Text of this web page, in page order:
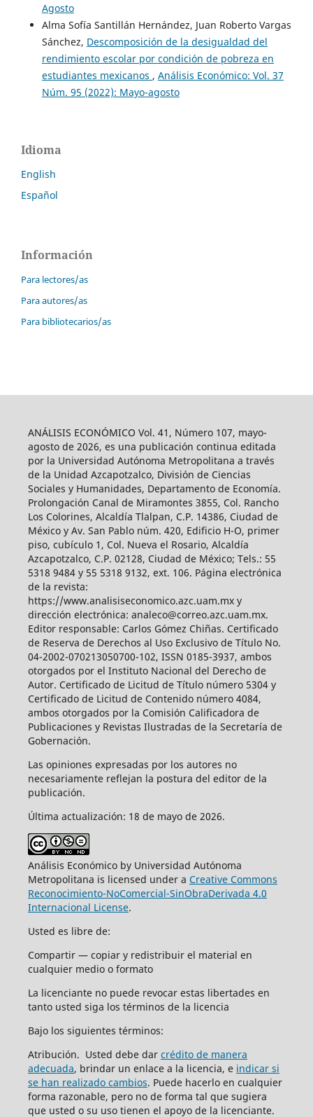
Agosto
Alma Sofía Santillán Hernández, Juan Roberto Vargas
Sánchez, Descomposición de la desigualdad del
rendimiento escolar por condición de pobreza en
estudiantes mexicanos , Análisis Económico: Vol. 37
Núm. 95 (2022): Mayo-agosto
Idioma
English
Español
Información
Para lectores/as
Para autores/as
Para bibliotecarios/as
ANÁLISIS ECONÓMICO Vol. 41, Número 107, mayo-
agosto de 2026, es una publicación continua editada
por la Universidad Autónoma Metropolitana a través
de la Unidad Azcapotzalco, División de Ciencias
Sociales y Humanidades, Departamento de Economía.
Prolongación Canal de Miramontes 3855, Col. Rancho
Los Colorines, Alcaldía Tlalpan, C.P. 14386, Ciudad de
México y Av. San Pablo núm. 420, Edificio H-O, primer
piso, cubículo 1, Col. Nueva el Rosario, Alcaldía
Azcapotzalco, C.P. 02128, Ciudad de México; Tels.: 55
5318 9484 y 55 5318 9132, ext. 106. Página electrónica
de la revista:
https://www.analisiseconomico.azc.uam.mx y
dirección electrónica: analeco@correo.azc.uam.mx.
Editor responsable: Carlos Gómez Chiñas. Certificado
de Reserva de Derechos al Uso Exclusivo de Título No.
04-2002-070213050700-102, ISSN 0185-3937, ambos
otorgados por el Instituto Nacional del Derecho de
Autor. Certificado de Licitud de Título número 5304 y
Certificado de Licitud de Contenido número 4084,
ambos otorgados por la Comisión Calificadora de
Publicaciones y Revistas Ilustradas de la Secretaría de
Gobernación.
Las opiniones expresadas por los autores no
necesariamente reflejan la postura del editor de la
publicación.
Última actualización: 18 de mayo de 2026.
Análisis Económico by Universidad Autónoma
Metropolitana is licensed under a Creative Commons
Reconocimiento-NoComercial-SinObraDerivada 4.0
Internacional License.
Usted es libre de:
Compartir — copiar y redistribuir el material en
cualquier medio o formato
La licenciante no puede revocar estas libertades en
tanto usted siga los términos de la licencia
Bajo los siguientes términos:
Atribución. Usted debe dar crédito de manera
adecuada, brindar un enlace a la licencia, e indicar si
se han realizado cambios. Puede hacerlo en cualquier
forma razonable, pero no de forma tal que sugiera
que usted o su uso tienen el apoyo de la licenciante.